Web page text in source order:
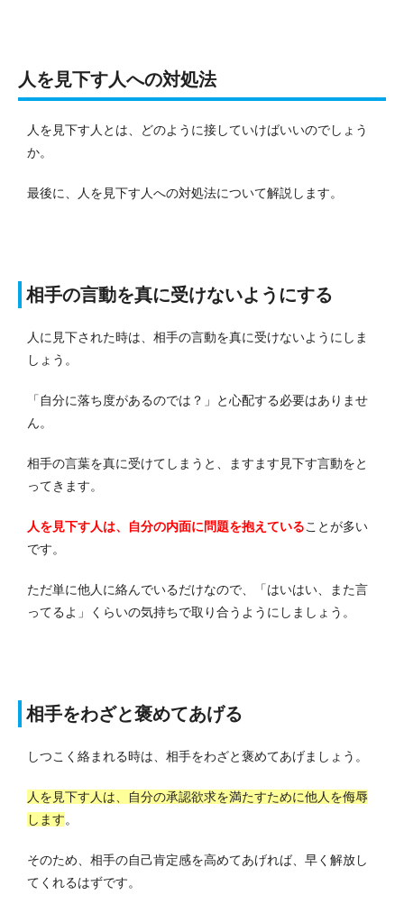
人を見下す人への対処法
人を見下す人とは、どのように接していけばいいのでしょう
か。
最後に、人を見下す人への対処法について解説します。
相手の言動を真に受けないようにする
人に見下された時は、相手の言動を真に受けないようにしま
しょう。
「自分に落ち度があるのでは？」と心配する必要はありませ
ん。
相手の言葉を真に受けてしまうと、ますます見下す言動をと
ってきます。
人を見下す人は、自分の内面に問題を抱えていることが多い
です。
ただ単に他人に絡んでいるだけなので、「はいはい、また言
ってるよ」くらいの気持ちで取り合うようにしましょう。
相手をわざと褒めてあげる
しつこく絡まれる時は、相手をわざと褒めてあげましょう。
人を見下す人は、自分の承認欲求を満たすために他人を侮辱
します。
そのため、相手の自己肯定感を高めてあげれば、早く解放し
てくれるはずです。